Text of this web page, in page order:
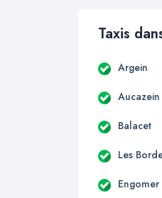
Taxis
Argein
Aucazein
Balacet
Les
Engomer